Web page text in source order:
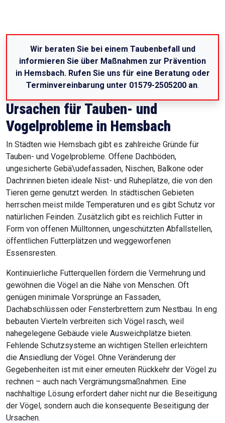
Wir beraten Sie bei einem Taubenbefall und
informieren Sie über Maßnahmen zur Prävention
in Hemsbach. Rufen Sie uns für eine Beratung oder
Terminvereinbarung unter 01579-2505200 an.
Ursachen für Tauben- und
Vogelprobleme in Hemsbach
In Städten wie Hemsbach gibt es zahlreiche Gründe für
Tauben- und Vogelprobleme. Offene Dachböden,
ungesicherte Gebä\udefassaden, Nischen, Balkone oder
Dachrinnen bieten ideale Nist- und Ruheplätze, die von den
Tieren gerne genutzt werden. In städtischen Gebieten
herrschen meist milde Temperaturen und es gibt Schutz vor
natürlichen Feinden. Zusätzlich gibt es reichlich Futter in
Form von offenen Mülltonnen, ungeschützten Abfallstellen,
öffentlichen Futterplätzen und weggeworfenen
Essensresten.
Kontinuierliche Futterquellen fördern die Vermehrung und
gewöhnen die Vögel an die Nähe von Menschen. Oft
genügen minimale Vorsprünge an Fassaden,
Dachabschlüssen oder Fensterbrettern zum Nestbau. In eng
bebauten Vierteln verbreiten sich Vögel rasch, weil
nahegelegene Gebäude viele Ausweichplätze bieten.
Fehlende Schutzsysteme an wichtigen Stellen erleichtern
die Ansiedlung der Vögel. Ohne Veränderung der
Gegebenheiten ist mit einer erneuten Rückkehr der Vögel zu
rechnen – auch nach Vergrämungsmaßnahmen. Eine
nachhaltige Lösung erfordert daher nicht nur die Beseitigung
der Vögel, sondern auch die konsequente Beseitigung der
Ursachen.